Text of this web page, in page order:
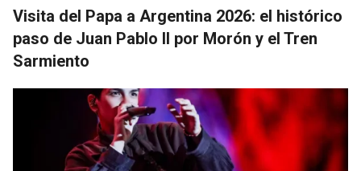
Visita del Papa a Argentina 2026: el histórico
paso de Juan Pablo II por Morón y el Tren
Sarmiento